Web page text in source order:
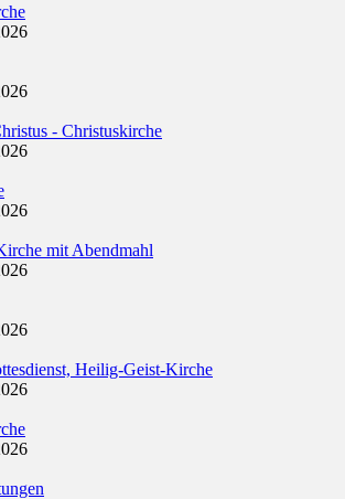
- Christuskirche
mit Abendmahl
Heilig-Geist-Kirche